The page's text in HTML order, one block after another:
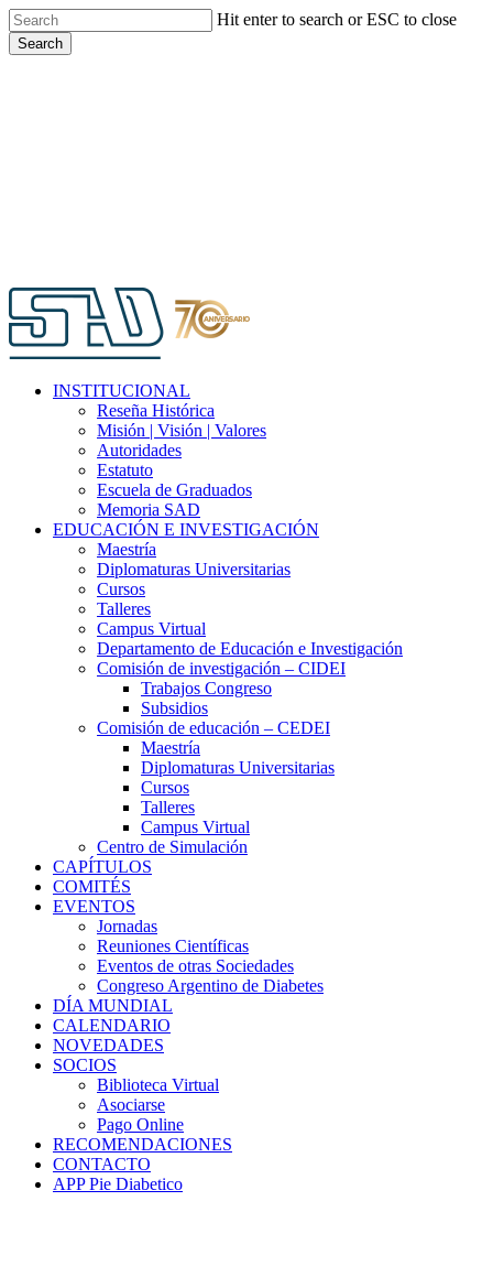
Skip
to
main
Hit enter to search or ESC to close
Search
Menu
INSTITUCIONAL
Reseña Histórica
Misión | Visión | Valores
Autoridades
Estatuto
Escuela de Graduados
Memoria SAD
EDUCACIÓN E INVESTIGACIÓN
Maestría
Diplomaturas Universitarias
Cursos
Talleres
Campus Virtual
Departamento de Educación e Investigación
Comisión de investigación – CIDEI
Trabajos Congreso
Subsidios
Comisión de educación – CEDEI
Maestría
Diplomaturas Universitarias
Cursos
Talleres
Campus Virtual
Centro de Simulación
CAPÍTULOS
COMITÉS
EVENTOS
Jornadas
Reuniones Científicas
Eventos de otras Sociedades
Congreso Argentino de Diabetes
DÍA MUNDIAL
CALENDARIO
NOVEDADES
SOCIOS
Biblioteca Virtual
Asociarse
Pago Online
RECOMENDACIONES
CONTACTO
APP Pie Diabetico